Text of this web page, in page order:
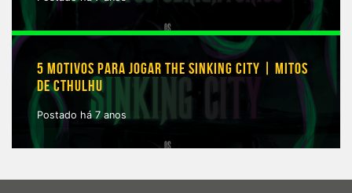
5 MOTIVOS PARA JOGAR THE SINKING CITY | MITOS
DE CTHULHU
Postado há 7 anos